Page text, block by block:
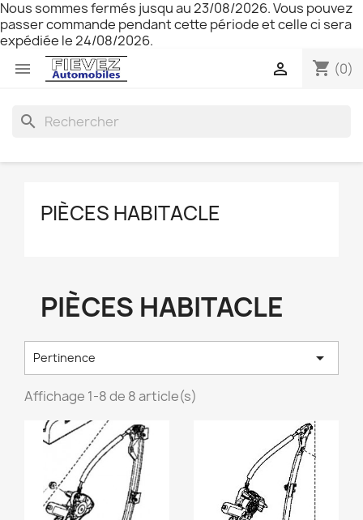
Nous sommes fermés jusqu au 23/08/2026. Vous pouvez
passer commande pendant cette période et celle ci sera
expédiée le 24/08/2026.
 shopping_cart (0)

search
PIÈCES HABITACLE
PIÈCES HABITACLE
Pertinence 
Affichage 1-8 de 8 article(s)